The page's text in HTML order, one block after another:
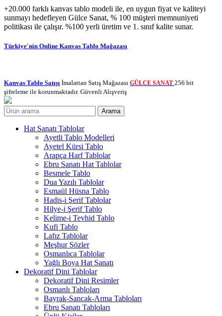
+20.000 farklı kanvas tablo modeli ile, en uygun fiyat ve kaliteyi
sunmayı hedefleyen Gülce Sanat, % 100 müşteri memnuniyeti
politikası ile çalışır. %100 yerli üretim ve 1. sınıf kalite sunar.
Türkiye'nin Online Kanvas Tablo Mağazası
Kanvas Tablo Satışı İmalattan Satış Mağazası GÜLCE SANAT 256 bit
şifreleme ile korunmaktadır. Güvenli Alışveriş
Arama
Hat Sanatı Tablolar
Ayetli Tablo Modelleri
Ayetel Kürsi Tablo
Arapça Harf Tablolar
Ebru Sanatı Hat Tablolar
Besmele Tablo
Dua Yazılı Tablolar
Esmaül Hüsna Tablo
Hadis-i Şerif Tablolar
Hilye-i Şerif Tablo
Kelime-i Tevhid Tablo
Kufi Tablo
Lafız Tablolar
Meşhur Sözler
Osmanlıca Tablolar
Yağlı Boya Hat Sanatı
Dekoratif Dini Tablolar
Dekoratif Dini Resimler
Osmanlı Tabloları
Bayrak-Sancak-Arma Tabloları
Ebru Sanatı Tabloları